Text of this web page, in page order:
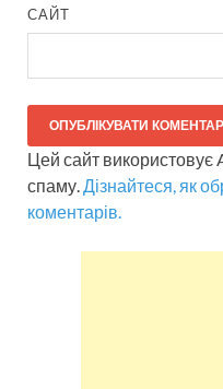
САЙТ
Цей сайт
спаму.Дізнайтеся, як
коментарів.